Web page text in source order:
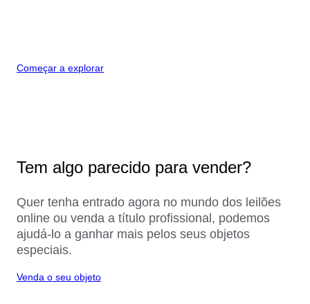
Começar a explorar
Tem algo parecido para vender?
Quer tenha entrado agora no mundo dos leilões
online ou venda a título profissional, podemos
ajudá-lo a ganhar mais pelos seus objetos
especiais.
Venda o seu objeto